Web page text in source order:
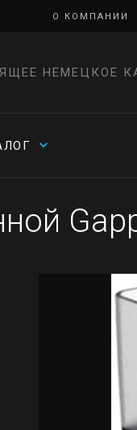
О КОМПАНИИ
НЕМЕЦКОЕ